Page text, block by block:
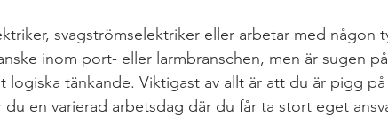
svagströmselektriker eller arbetar med någon
inom port- eller larmbranschen, men är sugen
logiska tänkande. Viktigast av allt är att du är pigg
en varierad arbetsdag där du får ta stort eget